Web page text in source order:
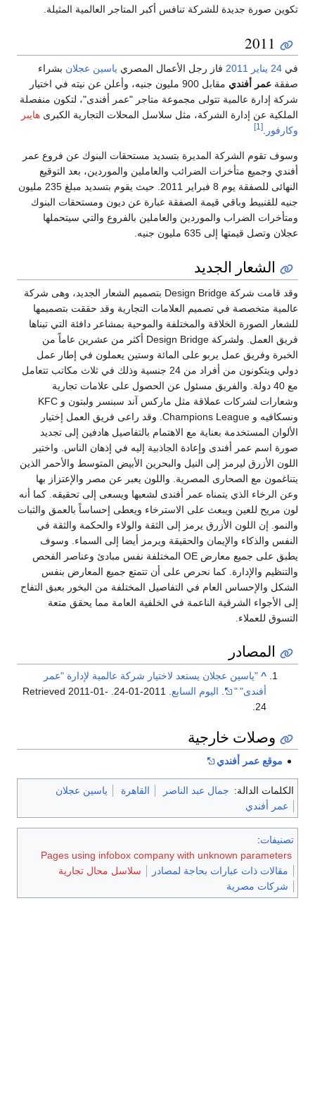
تكوين صورة جديدة للشركة تنافس أكبر المتاجر العالمية المثيلة.
2011
في 24 يناير 2011 فاز رجل الأعمال المصري ياسين عجلان بشراء
صفقة عمر أفندي
مقابل 900 مليون جنيه، وأعلن عن نيته في اختيار
شركة إدارة عالمية تتولى مجموعة متاجر "عمر أفندى"، لتكون منفصلة
الملكية عن إدارة الشركة، مثل سلاسل المحلات التجارية الكبرى هايبر
وكارفور .
[1]
وسوف تقوم الشركة المديرة بتسديد مستحقات البنوك عن فروع عمر
أفندي وجميع متأخرات الضرائب والعاملين والموردين، بعد التوقيع
النهائى للصفقة يوم 8 فبراير 2011. حيث يقوم بتسديد مبلغ 235 مليون
جنيه للقنبيط وباقي قيمة الصفقة عبارة عن ديون ومستحقات البنوك
ومتأخرات الضراب والموردين والعاملين بالفروع والتي سيتحملها
عجلان وتصل قيمتها إلى 635 مليون جنيه.
الشعار الجديد
وقد قامت شركة Design Bridge بتصميم الشعار الجديد، وهى شركة
عالمية متخصصة في تصميم العلامات التجارية وقد حققت بتصميمها
للشعار الصورة الخلاقة والمختلفة والموحية بمشاعر دافئة التي تبناها
فريق العمل. ولشركة Design Bridge أكثر من عشرين عاماً من
الخبرة وفريق عمل يربو على المائة وستين يعملون في إطار عمل
دولي ويتكونون من أفراد من 24 جنسية وذلك في ثلاث مكاتب تتعامل
مع 40 دولة. والفريق مسئول عن الحصول على علامات تجارية
وشعارات لشركات عملاقة مثل ماركس آند سبنسر ولبتون و KFC
ونسكافيه و Champions League. وقد راعى فريق العمل إختيار
الألوان المستخدمة بعناية مع الاهتمام بالتفاصيل هادفين إلى تجديد
صورة اسم عمر أفندى وإعادة الجاذبية إليه في إذهان الناس. واختير
اللون الأزرق ليرمز إلى النيل والبحرين الأبيض المتوسط والأحمر الذين
يتناغمون مع الصحارى المصرية. واللون يعبر عن مصر والإعتزاز بها
وعن الرخاء الذي يتمناه عمر أفندى لشعبها ويسعى إلى تحقيقه. كما أنه
لون مريح للعين ويبعث على الاسترخاء ويعطى إحساساً بالعمق والثبات
والنمو. إن اللون الأزرق يرمز إلى الثقة والولاء والحكمة والثقة في
النفس والذكاء والإيمان والحقيقة ويرمز أيضا إلى السماء. وسوف
يطبق على جميع معارض OE المختلفة نفس مبادئ وعناصر الفحص
والتنظيم والإدارة. كما نحرص على أن تتمتع جميع المعارض بنفس
الشكل والإحساس العام في التفاصيل المختلفة من البخور بعبق التفاح
إلى الأجواء الشرقية الناعمة في الخلفية العامة مما يحقق متعة
التسوق للعملاء.
المصادر
^ "ياسين عجلان يستعد لاختيار شركة عالمية لإدارة "عمر
أفندى" " اليوم السابع
2011-01-
24
وصلات خارجية
موقع عمر أفندي
الكلمات الدالة: جمال عبد الناصر القاهرة
ياسين عجلان
عمر أفندي
تصنيفات:
Pages using infobox company with unknown parameters
مقالات ذات عبارات بحاجة لمصادر
سلاسل محال تجارية
شركات مصرية